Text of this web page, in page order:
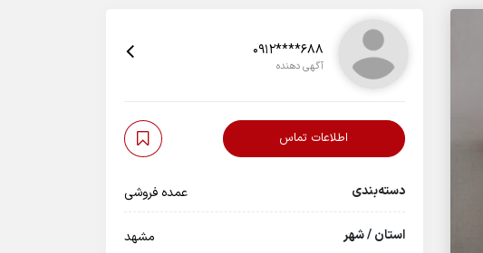
0912****688
آگهی دهنده
اطلاعات تماس
دسته‌بندی عمده فروشی
استان / شهر مشهد